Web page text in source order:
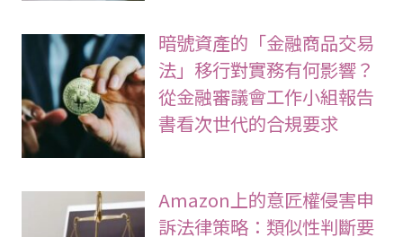
暗號資產的「金融商品交易
法」移行對實務有何影響？
從金融審議會工作小組報告
書看次世代的合規要求
Amazon上的意匠權侵害申
訴法律策略：類似性判斷要